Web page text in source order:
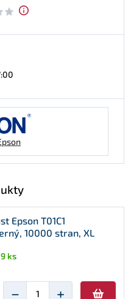
Epson T01C1
10000 stran, XL
ks
− +